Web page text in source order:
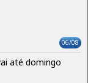
06/08
até domingo